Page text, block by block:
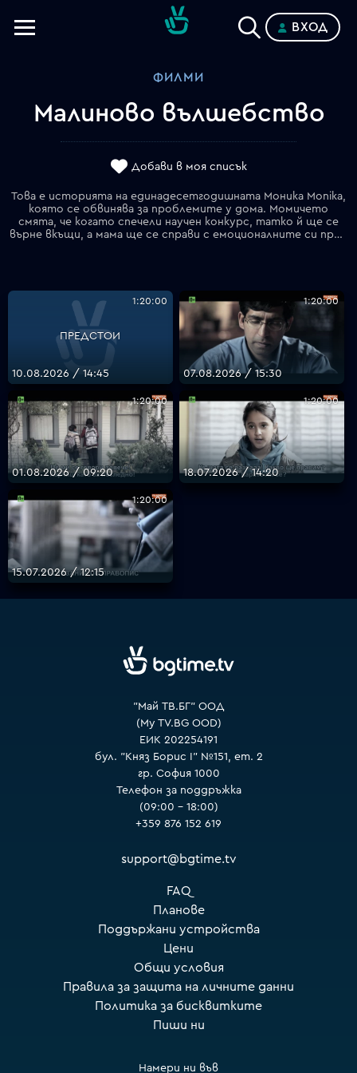
VOYO
ВХОД
ФИЛМИ
Малиново вълшебство
Добави в моя списък
Това е историята на единадесетгодишната Моника Monikа,
която се обвинява за проблемите у дома. Момичето
смята, че когато спечели научен конкурс, татко й ще се
върне вкъщи, а мама ще се справи с емоционалните си проблеми и депресията. Моника също така прави експеримент. Сред прекрасната природа в гората тя провежда терапия с докосване, която има за цел да накара малините да растат по-бързо. Момичето си задава въпроса, кое е за тях по-добро: дали природата или начинът на третиране? На фона на превратностите в семейството тя си дава сметка, че отговорът на този въпрос няма да е лесен
ПРЕДСТОИ
1:20:00
10.08.2026 / 14:45
1:20:00
07.08.2026 / 15:30
1:20:00
01.08.2026 / 09:20
1:20:00
18.07.2026 / 14:20
1:20:00
15.07.2026 / 12:15
"Май ТВ.БГ" ООД
(My TV.BG OOD)
ЕИК 202254191
бул. "Княз Борис I" №151, ет. 2
гр. София 1000
Телефон за поддръжка
(09:00 – 18:00)
+359 876 152 619
support@bgtime.tv
FAQ
Планове
Поддържани устройства
Цени
Общи условия
Правила за защита на личните данни
Политика за бисквитките
Пиши ни
Намери ни във